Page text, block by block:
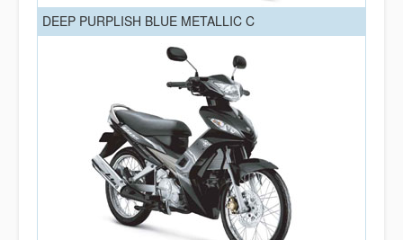
DEEP PURPLISH BLUE METALLIC C